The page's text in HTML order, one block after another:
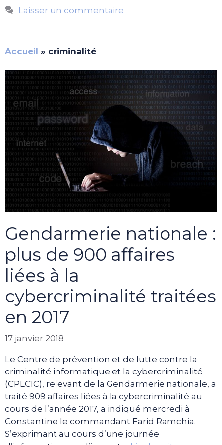
Laisser un commentaire
Accueil » criminalité
Gendarmerie nationale :
plus de 900 affaires
liées à la
cybercriminalité traitées
en 2017
17 janvier 2018
Le Centre de prévention et de lutte contre la
criminalité informatique et la cybercriminalité
(CPLCIC), relevant de la Gendarmerie nationale, a
traité 909 affaires liées à la cybercriminalité au
cours de l’année 2017, a indiqué mercredi à
Constantine le commandant Farid Ramchia.
S’exprimant au cours d’une journée